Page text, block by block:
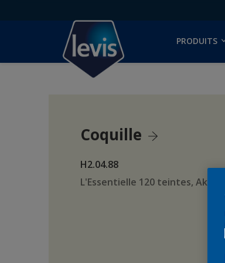
PRODUITS
Coquille
H2.04.88
L'Essentielle 120 teintes,